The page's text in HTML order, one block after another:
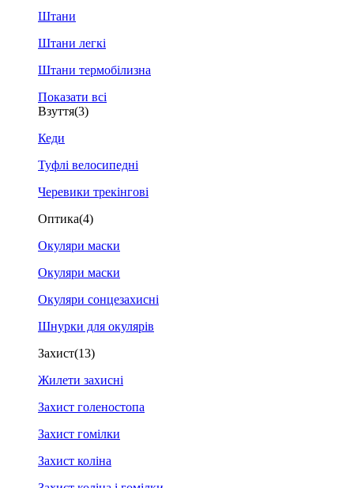
Штани
Штани легкі
Штани термобілизна
Показати всі
Взуття(3)
Кеди
Туфлі велосипедні
Черевики трекінгові
Оптика(4)
Окуляри маски
Окуляри маски
Окуляри сонцезахисні
Шнурки для окулярів
Захист(13)
Жилети захисні
Захист голеностопа
Захист гомілки
Захист коліна